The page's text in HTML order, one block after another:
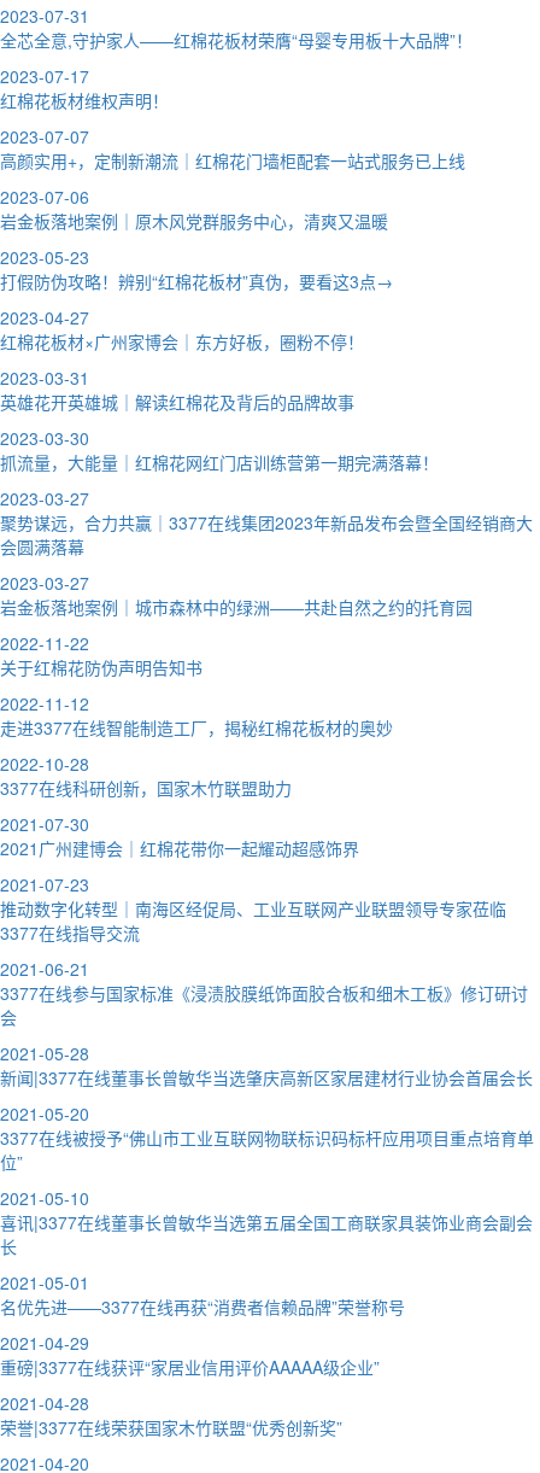
2023-07-31
全芯全意,守护家人——红棉花板材荣膺“母婴专用板十大品牌”！
2023-07-17
红棉花板材维权声明！
2023-07-07
高颜实用+，定制新潮流｜红棉花门墙柜配套一站式服务已上线
2023-07-06
岩金板落地案例｜原木风党群服务中心，清爽又温暖
2023-05-23
打假防伪攻略！辨别“红棉花板材”真伪，要看这3点→
2023-04-27
红棉花板材×广州家博会｜东方好板，圈粉不停！
2023-03-31
英雄花开英雄城｜解读红棉花及背后的品牌故事
2023-03-30
抓流量，大能量｜红棉花网红门店训练营第一期完满落幕！
2023-03-27
聚势谋远，合力共赢｜3377在线集团2023年新品发布会暨全国经销商大
会圆满落幕
2023-03-27
岩金板落地案例｜城市森林中的绿洲——共赴自然之约的托育园
2022-11-22
关于红棉花防伪声明告知书
2022-11-12
走进3377在线智能制造工厂，揭秘红棉花板材的奥妙
2022-10-28
3377在线科研创新，国家木竹联盟助力
2021-07-30
2021广州建博会｜红棉花带你一起耀动超感饰界
2021-07-23
推动数字化转型｜南海区经促局、工业互联网产业联盟领导专家莅临
3377在线指导交流
2021-06-21
3377在线参与国家标准《浸渍胶膜纸饰面胶合板和细木工板》修订研讨
会
2021-05-28
新闻|3377在线董事长曾敏华当选肇庆高新区家居建材行业协会首届会长
2021-05-20
3377在线被授予“佛山市工业互联网物联标识码标杆应用项目重点培育单
位”
2021-05-10
喜讯|3377在线董事长曾敏华当选第五届全国工商联家具装饰业商会副会
长
2021-05-01
名优先进——3377在线再获“消费者信赖品牌”荣誉称号
2021-04-29
重磅|3377在线获评“家居业信用评价AAAAA级企业”
2021-04-28
荣誉|3377在线荣获国家木竹联盟“优秀创新奖”
2021-04-20